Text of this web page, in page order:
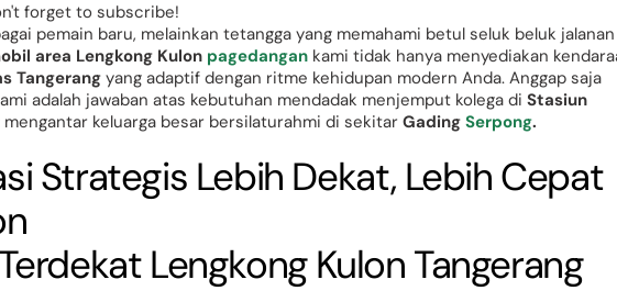
forget to subscribe!
pemain baru, melainkan tetangga yang memahami betul seluk beluk jalanan
area Lengkong Kulon pagedangan kami tidak hanya menyediakan
Tangerang yang adaptif dengan ritme kehidupan modern Anda. Anggap saja
adalah jawaban atas kebutuhan mendadak menjemput kolega di Stasiun
keluarga besar bersilaturahmi di sekitar Gading Serpong.
Strategis Lebih Dekat, Lebih Cepat